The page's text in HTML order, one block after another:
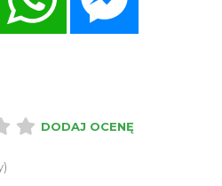
DODAJ OCENĘ